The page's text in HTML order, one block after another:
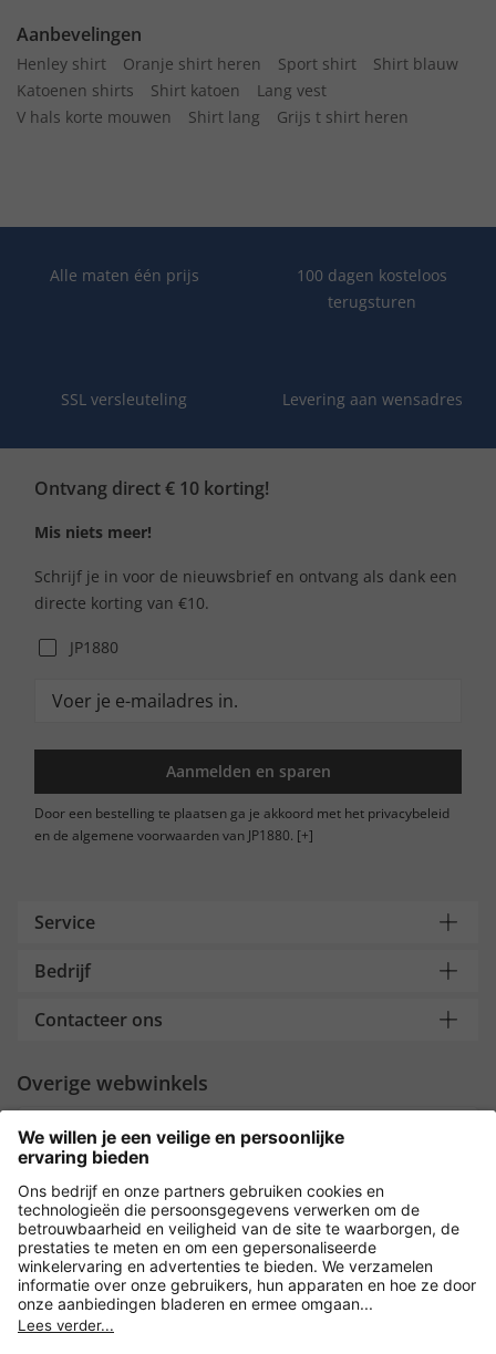
Aanbevelingen
Henley shirt Oranje shirt heren Sport shirt
Shirt blauw
Katoenen shirts
Shirt katoen
Lang vest
V hals korte mouwen
Shirt lang Grijs t shirt heren
Alle maten één prijs
100 dagen kosteloos
terugsturen
SSL versleuteling Levering aan wensadres
Ontvang direct € 10 korting!
Mis niets meer!
Schrijf je in voor de nieuwsbrief en ontvang als dank een
directe korting van €10.
JP1880
Aanmelden en sparen
Door een bestelling te plaatsen ga je akkoord met het privacybeleid
en de algemene voorwaarden van JP1880. [+]
Service
Bedrijf
Contacteer ons
Overige webwinkels
Nederland
Payment and Delivery
Versleuteling met